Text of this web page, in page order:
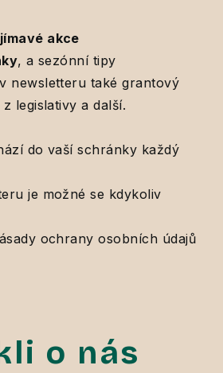
akce
, a sezónní tipy
newsletteru také grantový
legislativy a další.
do vaší schránky každý
je možné se kdykoliv
ochrany osobních údajů
o nás